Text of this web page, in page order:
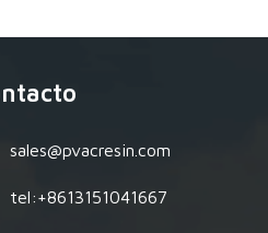
sales@pvacresin.com
tel:+8613151041667